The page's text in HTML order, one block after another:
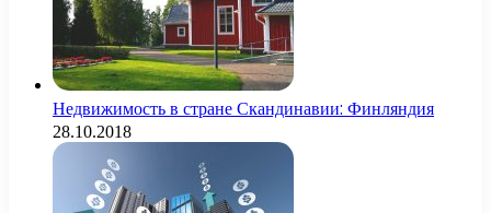
Недвижимость в стране Скандинавии: Финляндия
28.10.2018